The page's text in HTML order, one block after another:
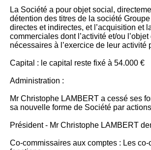
La Société a pour objet social,
détention des titres de la société
directes et indirectes, et l’acquisition et
commerciales dont l’activité et/ou
nécessaires à l’exercice de leur
Capital : le capital reste fixé à 54.000 €
Administration :
Mr Christophe LAMBERT a cessé ses
sa nouvelle forme de Société par
Président - Mr Christophe LAMBERT
Co-commissaires aux comptes : Les